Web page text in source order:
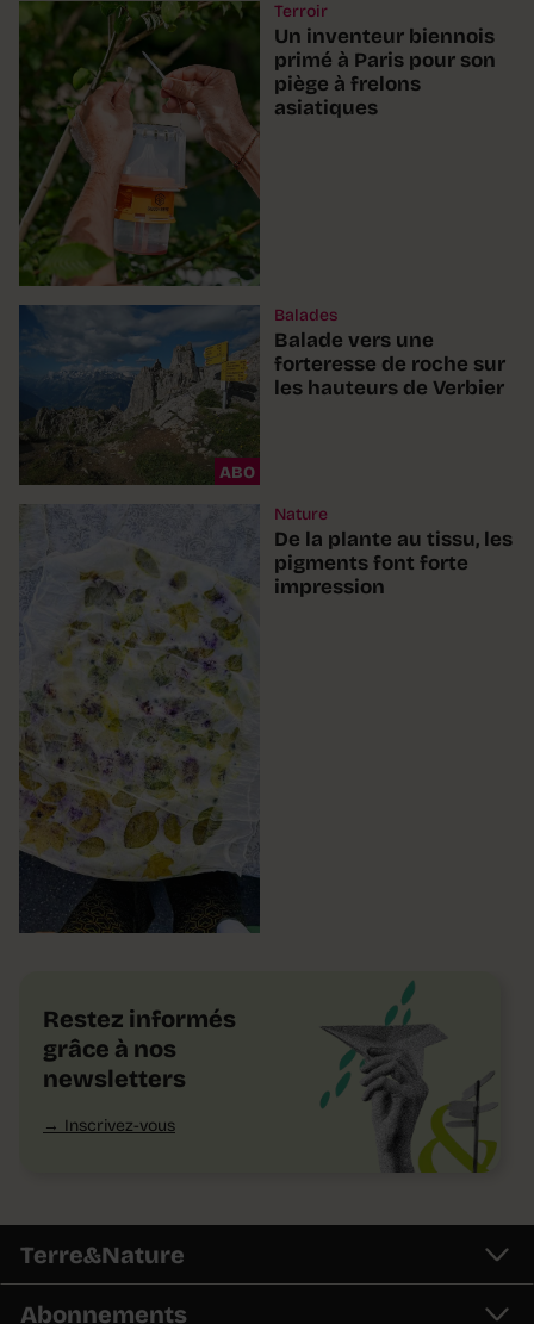
Terroir
Un inventeur biennois
primé à Paris pour son
piège à frelons
asiatiques
ABO
Balades
Balade vers une
forteresse de roche sur
les hauteurs de Verbier
Nature
De la plante au tissu, les
pigments font forte
impression
Restez informés
grâce à nos
newsletters
Inscrivez-vous
Terre&Nature
Abonnements